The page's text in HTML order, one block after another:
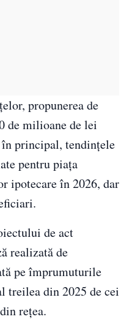
propunerea de
de milioane de lei
în principal, tendințele
pentru piața
ipotecare în 2026, dar
de act
realizată de
pe împrumuturile
treilea din 2025 de cei
rețea.